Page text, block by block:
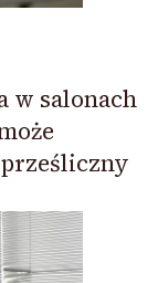
w salonach